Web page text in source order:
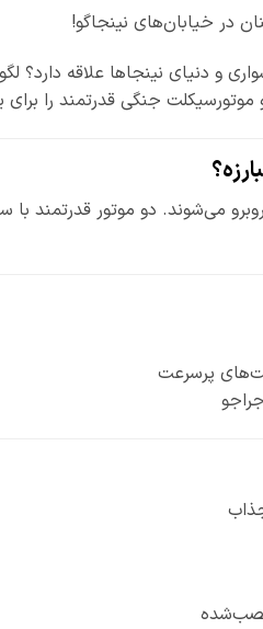
در خیابان‌های نینجاگو!
و دنیای نینجاها علاقه دارد؟
جنگی قدرتمند را
می‌شوند. دو موتور قدرتمند
پرسرعت
نصب‌شده